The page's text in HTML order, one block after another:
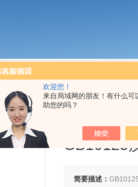
欢迎您！
来自局域网的朋友！有什么可
助您的吗？
气溶胶、清洗液等
质量损失片_腐蚀片
GB10125
简要描述：